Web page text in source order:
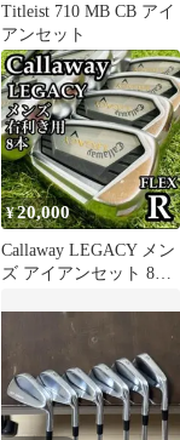
Titleist 710 MB CB アイ
アンセット
¥20,000
Callaway LEGACY メン
ズ アイアンセット 8本